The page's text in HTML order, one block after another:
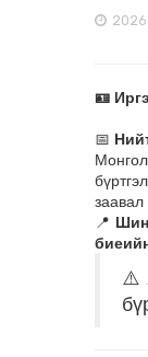
🪪
📅
📍
⚠️